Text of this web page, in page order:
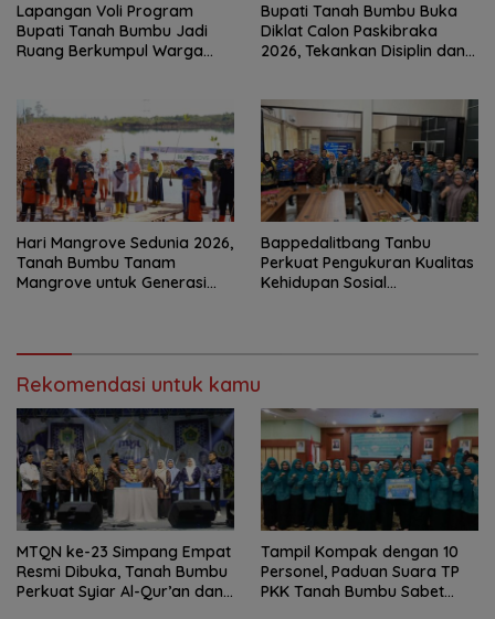
Lapangan Voli Program
Bupati Tanah Bumbu Jadi
Ruang Berkumpul Warga
Bupati Tanah Bumbu Buka
Diklat Calon Paskibraka
2026, Tekankan Disiplin dan
Hari Mangrove Sedunia 2026,
Tanah Bumbu Tanam
Mangrove untuk Generasi
Bappedalitbang Tanbu
Perkuat Pengukuran Kualitas
Kehidupan Sosial
Rekomendasi untuk kamu
MTQN ke-23 Simpang Empat
Resmi Dibuka, Tanah Bumbu
Perkuat Syiar Al-Qur’an dan
Tampil Kompak dengan 10
Personel, Paduan Suara TP
PKK Tanah Bumbu Sabet